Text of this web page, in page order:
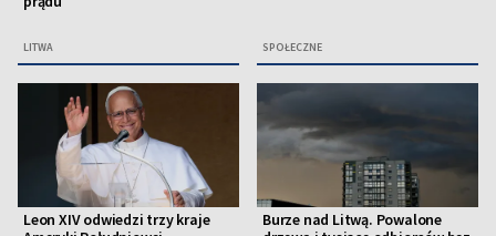
LITWA SPOŁECZNE
Leon XIV odwiedzi trzy kraje
Burze nad Litwą. Powalone